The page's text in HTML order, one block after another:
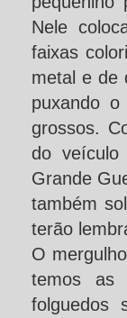
Nele
faixas
metal e de
puxando
grossos.
do veículo
Grande
também
terão
O
temos as
folguedos